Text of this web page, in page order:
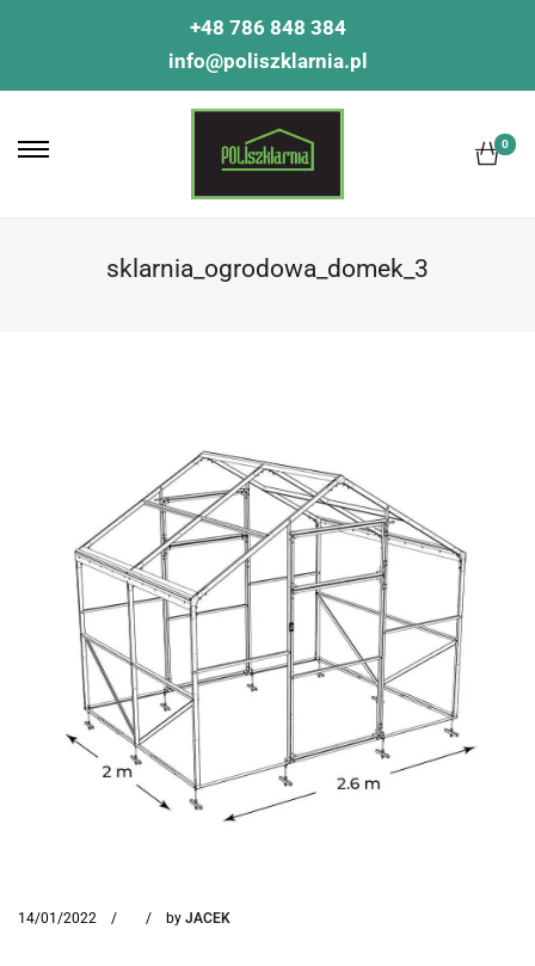
+48 786 848 384
info@poliszklarnia.pl
0
sklarnia_ogrodowa_domek_3
14/01/2022 by JACEK